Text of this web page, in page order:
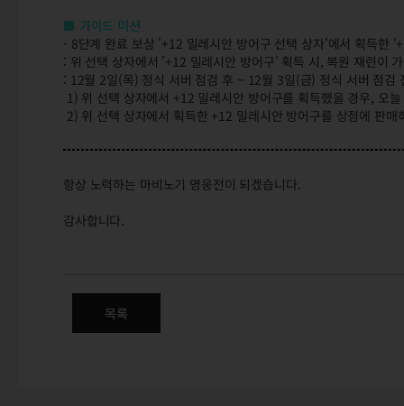
■ 가이드 미션
- 8단계 완료 보상 '+12 밀레시안 방어구 선택 상자'에서 획득한
: 위 선택 상자에서 '+12 밀레시안 방어구' 획득 시, 복원 재련이
: 12월 2일(목) 정식 서버 점검 후 ~ 12월 3일(금) 정식 서버 점검
1) 위 선택 상자에서 +12 밀레시안 방어구를 획득했을 경우, 오
2) 위 선택 상자에서 획득한 +12 밀레시안 방어구를 상점에 판
항상 노력하는 마비노기 영웅전이 되겠습니다.
감사합니다.
목록